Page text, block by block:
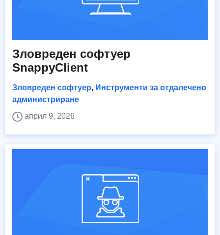
Зловреден софтуер
SnappyClient
Зловреден софтуер, Инструменти за отдалечено
администриране
април 9, 2026